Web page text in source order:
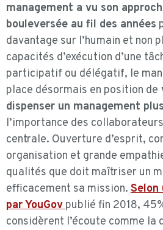
management a vu son
bouleversée au fil des années
davantage sur l’humain et non
capacités d’exécution d’une
participatif ou délégatif, le
place désormais en position de
dispenser un management
l’importance des
centrale. Ouverture d’esprit,
organisation et grande
qualités que doit maîtriser un
efficacement sa mission. Selon
par YouGov publié fin 2018,
considèrent l’écoute comme